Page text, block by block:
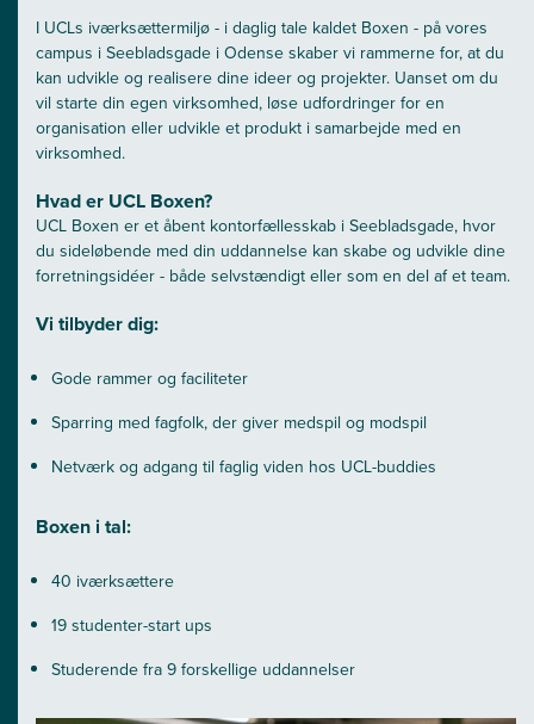
I UCLs iværksættermiljø - i daglig tale kaldet Boxen - på vores
campus i Seebladsgade i Odense skaber vi rammerne for, at du
kan udvikle og realisere dine ideer og projekter. Uanset om du
vil starte din egen virksomhed, løse udfordringer for en
organisation eller udvikle et produkt i samarbejde med en
virksomhed.
Hvad er UCL Boxen?
UCL Boxen er et åbent kontorfællesskab i Seebladsgade, hvor
du sideløbende med din uddannelse kan skabe og udvikle dine
forretningsidéer - både selvstændigt eller som en del af et team.
Vi tilbyder dig:
Gode rammer og faciliteter
Sparring med fagfolk, der giver medspil og modspil
Netværk og adgang til faglig viden hos UCL-buddies
Boxen i tal:
40 iværksættere
19 studenter-start ups
Studerende fra 9 forskellige uddannelser